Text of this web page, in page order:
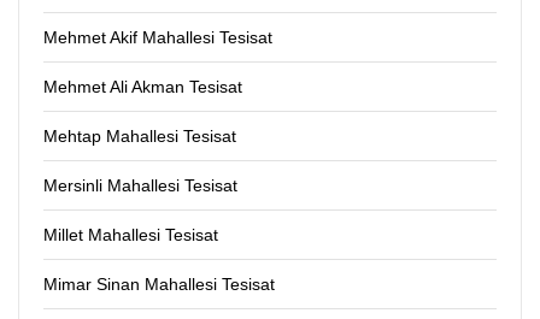
Mehmet Akif Mahallesi Tesisat
Mehmet Ali Akman Tesisat
Mehtap Mahallesi Tesisat
Mersinli Mahallesi Tesisat
Millet Mahallesi Tesisat
Mimar Sinan Mahallesi Tesisat